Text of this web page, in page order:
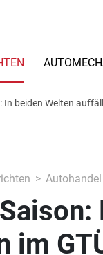
beiden Welten
Autohandel
im